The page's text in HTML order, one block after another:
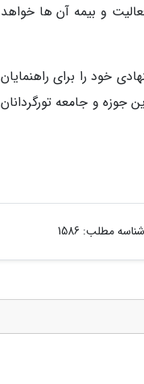
و بیمه آن ها خواهد
خود را برای راهنمایان
گرشگری، فعالان این جوزه و جامعه تورگردانان
شناسه مطلب: 1586